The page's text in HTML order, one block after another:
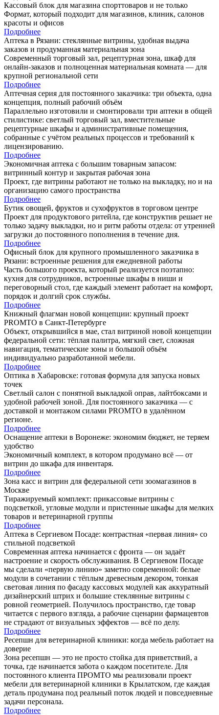
Кассовый блок для магазина спорттоваров и не только
Формат, который подходит для магазинов, клиник, салонов
красоты и офисов
Подробнее
Аптека в Рязани: стеклянные витрины, удобная выдача
заказов и продуманная материальная зона
Современный торговый зал, рецептурная зона, шкаф для
онлайн-заказов и полноценная материальная комната — для
крупной региональной сети
Подробнее
Аптечная серия для постоянного заказчика: три объекта, одна
концепция, полный рабочий объём
Параллельно изготовили и смонтировали три аптеки в общей
стилистике: светлый торговый зал, вместительные
рецептурные шкафы и административные помещения,
собранные с учётом реальных процессов и требований к
лицензированию.
Подробнее
Экономичная аптека с большим товарным запасом:
витринный контур и закрытая рабочая зона
Проект, где витрины работают не только на выкладку, но и на
организацию самого пространства
Подробнее
Бутик овощей, фруктов и сухофруктов в торговом центре
Проект для продуктового ритейла, где конструктив решает не
только задачу выкладки, но и ритм работы отдела: от утренней
загрузки до постоянного пополнения в течение дня.
Подробнее
Офисный блок для крупного промышленного заказчика в
Рязани: встроенные решения для ежедневной работы
Часть большого проекта, который реализуется поэтапно:
кухня для сотрудников, встроенные шкафы в ниши и
переговорный стол, где каждый элемент работает на комфорт,
порядок и долгий срок службы.
Подробнее
Книжный флагман новой концепции: крупный проект
PROMTO в Санкт-Петербурге
Объект, открывшийся в мае, стал витриной новой концепции
федеральной сети: тёплая палитра, мягкий свет, сложная
навигация, тематические зоны и большой объём
индивидуально разработанной мебели.
Подробнее
Оптика в Хабаровске: готовая формула для запуска новых
точек
Светлый салон с понятной выкладкой оправ, лайтбоксами и
удобной рабочей зоной. Для постоянного заказчика — с
доставкой и монтажом силами PROMTO в удалённом
регионе.
Подробнее
Оснащение аптеки в Воронеже: экономим бюджет, не теряем
удобство
Экономичный комплект, в котором продумано всё — от
витрин до шкафа для инвентаря.
Подробнее
Зона касс и витрин для федеральной сети зоомагазинов в
Москве
Тиражируемый комплект: прикассовые витрины с
подсветкой, угловые модули и пристенные шкафы для мелких
товаров и ветеринарной группы
Подробнее
Аптека в Сергиевом Посаде: контрастная «первая линия» со
стильной подсветкой
Современная аптека начинается с фронта — он задаёт
настроение и скорость обслуживания. В Сергиевом Посаде
мы сделали «первую линию» заметно современной: белые
модули в сочетании с тёплым древесным декором, тонкая
световая линия по фасаду кассовых модулей как аккуратный
дизайнерский штрих и большие стеклянные витрины с
ровной геометрией. Получилось пространство, где товар
читается с первого взгляда, а рабочие сценарии фармацевтов
не страдают от визуальных эффектов — всё по делу.
Подробнее
Ресепшн для ветеринарной клиники: когда мебель работает на
доверие
Зона ресепшн — это не просто стойка для приветствий, а
точка, где начинается забота о каждом посетителе. Для
постоянного клиента ПРОМТО мы реализовали проект
мебели для ветеринарной клиники в Крылатском, где каждая
деталь продумана под реальный поток людей и повседневные
задачи персонала.
Подробнее